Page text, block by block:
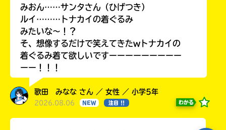
みおん……サンタさん（ひげつき）
ルイ………トナカイの着ぐるみ
みたいな〜！？
そ、想像するだけで笑えてきたwトナカイの
着ぐるみ着て欲しいですーーーーーーーーー
ーー！！！
歌田 みなな さん ／ 女性 ／ 小学5年
2026.08.06 NEW 注目 !! わかる